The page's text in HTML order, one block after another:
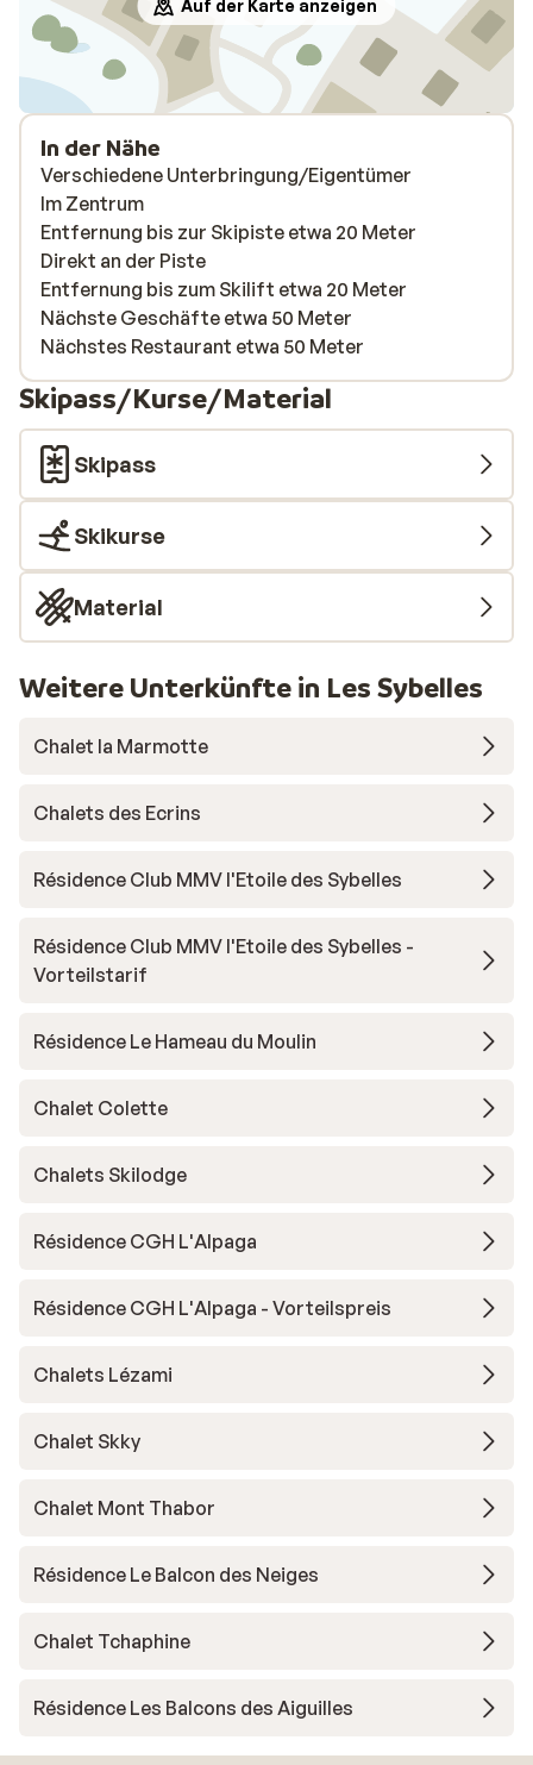
Auf der Karte anzeigen
In der Nähe
Verschiedene Unterbringung/Eigentümer
Im Zentrum
Entfernung bis zur Skipiste etwa 20 Meter
Direkt an der Piste
Entfernung bis zum Skilift etwa 20 Meter
Nächste Geschäfte etwa 50 Meter
Nächstes Restaurant etwa 50 Meter
Skipass/Kurse/Material
Skipass
Skikurse
Material
Weitere Unterkünfte in Les Sybelles
Chalet la Marmotte
Chalets des Ecrins
Résidence Club MMV l'Etoile des Sybelles
Résidence Club MMV l'Etoile des Sybelles -
Vorteilstarif
Résidence Le Hameau du Moulin
Chalet Colette
Chalets Skilodge
Résidence CGH L'Alpaga
Résidence CGH L'Alpaga - Vorteilspreis
Chalets Lézami
Chalet Skky
Chalet Mont Thabor
Résidence Le Balcon des Neiges
Chalet Tchaphine
Résidence Les Balcons des Aiguilles